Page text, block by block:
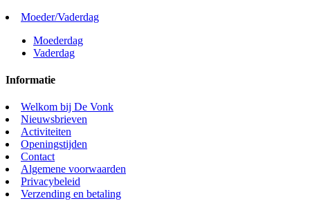
Moeder/Vaderdag
Moederdag
Vaderdag
Informatie
Welkom bij De Vonk
Nieuwsbrieven
Activiteiten
Openingstijden
Contact
Algemene voorwaarden
Privacybeleid
Verzending en betaling